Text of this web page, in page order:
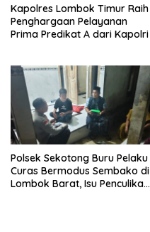
Kapolres Lombok Timur Raih
Penghargaan Pelayanan
Prima Predikat A dari Kapolri
Polsek Sekotong Buru Pelaku
Curas Bermodus Sembako di
Lombok Barat, Isu Penculikan